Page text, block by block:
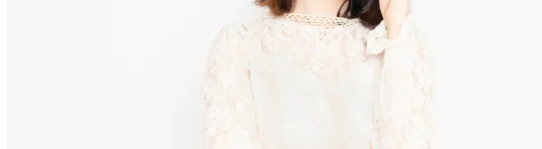
整体師として活躍するために有利な資格
整体師の平均年収はどのくらい？